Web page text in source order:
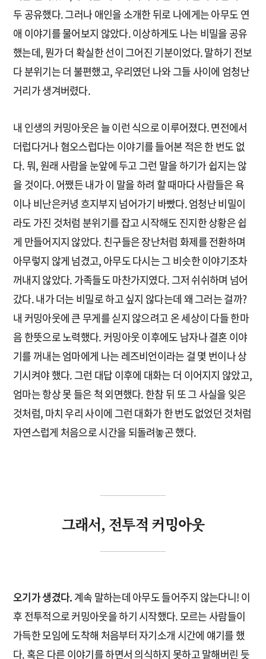
두 공유했다. 그러나 애인을 소개한 뒤로 나에게는 아무도 연
애 이야기를 물어보지 않았다. 이상하게도 나는 비밀을 공유
했는데, 뭔가 더 확실한 선이 그어진 기분이었다. 말하기 전보
다 분위기는 더 불편했고, 우리였던 나와 그들 사이에 엄청난
거리가 생겨버렸다.
내 인생의 커밍아웃은 늘 이런 식으로 이루어졌다. 면전에서
더럽다거나 혐오스럽다는 이야기를 들어본 적은 한 번도 없
다. 뭐, 원래 사람을 눈앞에 두고 그런 말을 하기가 쉽지는 않
을 것이다. 어쨌든 내가 이 말을 하려 할 때마다 사람들은 욕
이나 비난은커녕 흐지부지 넘어가기 바빴다. 엄청난 비밀이
라도 가진 것처럼 분위기를 잡고 시작해도 진지한 상황은 쉽
게 만들어지지 않았다. 친구들은 장난처럼 화제를 전환하며
아무렇지 않게 넘겼고, 아무도 다시는 그 비슷한 이야기조차
꺼내지 않았다. 가족들도 마찬가지였다. 그저 쉬쉬하며 넘어
갔다. 내가 더는 비밀로 하고 싶지 않다는데 왜 그러는 걸까?
내 커밍아웃에 큰 무게를 싣지 않으려고 온 세상이 다들 한마
음 한뜻으로 노력했다. 커밍아웃 이후에도 남자나 결혼 이야
기를 꺼내는 엄마에게 나는 레즈비언이라는 걸 몇 번이나 상
기시켜야 했다. 그런 대답 이후에 대화는 더 이어지지 않았고,
엄마는 항상 못 들은 척 외면했다. 한참 뒤 또 그 사실을 잊은
것처럼, 마치 우리 사이에 그런 대화가 한 번도 없었던 것처럼
자연스럽게 처음으로 시간을 되돌려놓곤 했다.
그래서, 전투적 커밍아웃
오기가 생겼다. 계속 말하는데 아무도 들어주지 않는다니! 이
후 전투적으로 커밍아웃을 하기 시작했다. 모르는 사람들이
가득한 모임에 도착해 처음부터 자기소개 시간에 얘기를 했
다. 혹은 다른 이야기를 하면서 의식하지 못하고 말해버린 듯